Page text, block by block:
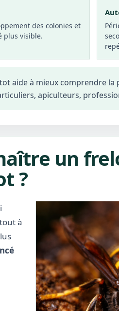
des colonies et
plus visible.
aide à mieux comprendre la
apiculteurs,
un
?
à